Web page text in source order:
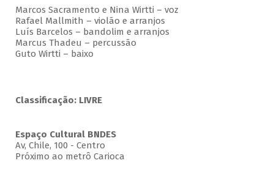
Marcos Sacramento e Nina Wirtti – voz
Rafael Mallmith – violão e arranjos
Luís Barcelos – bandolim e arranjos
Marcus Thadeu – percussão
Guto Wirtti – baixo
Classificação: LIVRE
Espaço Cultural BNDES
Av, Chile, 100 - Centro
Próximo ao metrô Carioca